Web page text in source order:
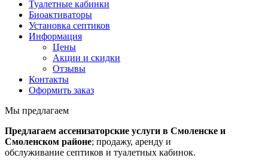
Туалетные кабинки
Биоактиваторы
Установка септиков
Информация
Цены
Акции и скидки
Отзывы
Контакты
Оформить заказ
Мы предлагаем
Предлагаем ассенизаторские услуги в Смоленске и
Смоленском районе; продажу, аренду и
обслуживание септиков и туалетных кабинок.